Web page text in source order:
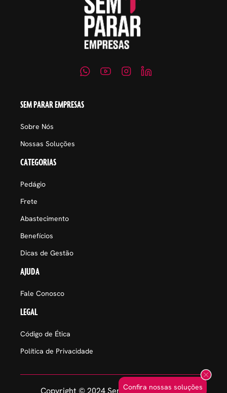
Confira nossas soluções
SEM PARAR EMPRESAS
Sobre Nós
Nossas Soluções
CATEGORIAS
Pedágio
Frete
Abastecimento
Benefícios
Dicas de Gestão
AJUDA
Fale Conosco
LEGAL
Código de Ética
Política de Privacidade